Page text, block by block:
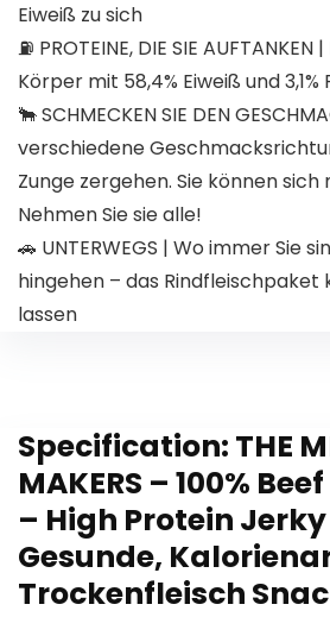
Eiweiß zu sich
⛽ PROTEINE, DIE SIE
Körper mit 58,4% Eiweiß und
🐂 SCHMECKEN SIE DEN
verschiedene
Zunge zergehen. Sie können
Nehmen Sie sie alle!
🚗 UNTERWEGS | Wo immer Sie
hingehen – das Rindfleischpaket
lassen
Specification: THE
MAKERS – 100%
– High Protein
Gesunde,
Trockenfleisch